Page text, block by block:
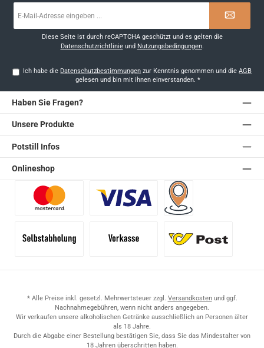
Mail-
Diese Seite ist durch reCAPTCHA geschützt und es gelten die
Datenschutzrichtlinieund Nutzungsbedingungen.
Ich habe die Datenschutzbestimmungen zur Kenntnis genommen und dieAGB
gelesen und bin mit ihnen einverstanden. *
Haben Sie Fragen?
Unsere Produkte
Potstill Infos
Onlineshop
* Alle Preise inkl. gesetzl. Mehrwertsteuer zzgl. Versandkostenund ggf.
Nachnahmegebühren, wenn nicht anders angegeben.
Wir verkaufen unsere alkoholischen Getränke ausschließlich an Personen älter
als 18 Jahre.
Durch die Abgabe einer Bestellung bestätigen Sie, dass Sie das Mindestalter von
18 Jahren überschritten haben.